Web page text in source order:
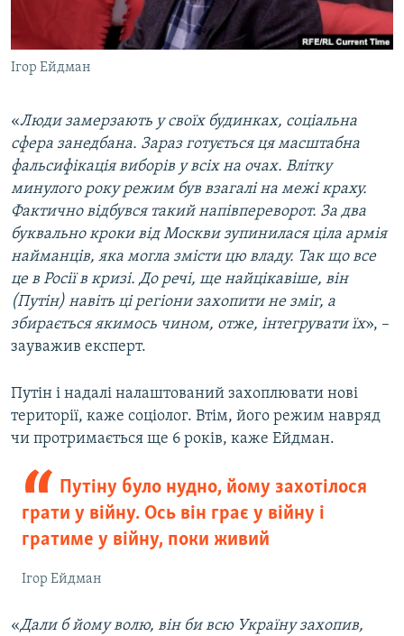
Ігор Ейдман
«Люди замерзають у своїх будинках, соціальна
сфера занедбана. Зараз готується ця масштабна
фальсифікація виборів у всіх на очах. Влітку
минулого року режим був взагалі на межі краху.
Фактично відбувся такий напівпереворот. За два
буквально кроки від Москви зупинилася ціла армія
найманців, яка могла змісти цю владу. Так що все
це в Росії в кризі. До речі, ще найцікавіше, він
(Путін) навіть ці регіони захопити не зміг, а
збирається якимось чином, отже, інтегрувати їх», –
зауважив експерт.
Путін і надалі налаштований захоплювати нові
території, каже соціолог. Втім, його режим навряд
чи протримається ще 6 років, каже Ейдман.
Путіну було нудно, йому захотілося
грати у війну. Ось він грає у війну і
гратиме у війну, поки живий
Ігор Ейдман
«Дали б йому волю, він би всю Україну захопив,